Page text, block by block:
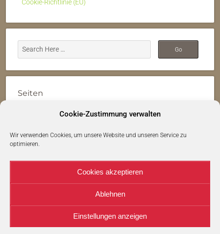
Cookie-Zustimmung verwalten
Wir verwenden Cookies, um unsere Website und unseren Service zu
optimieren.
Cookies akzeptieren
Ablehnen
Einstellungen anzeigen
Cookie-Richtlinie (EU)
Seiten
Datenschutzerklärung
Impressum
Copyright © 2026 · All Rights Reserved · Rosamaria
Jell M.A.phil.
Theme: Natural Lite byOrganic Themes